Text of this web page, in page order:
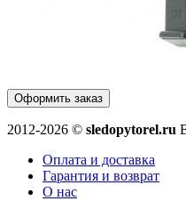
Оформить заказ
2012-2026 © sledopytorel.ru
Оплата и доставка
Гарантия и возврат
О нас